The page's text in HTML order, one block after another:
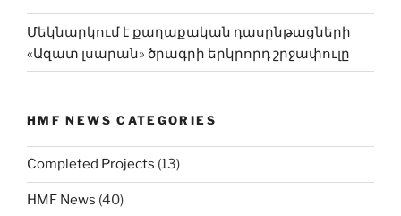
Մեկնարկում է քաղաքական դասընթացների
«Ազատ լսարան» ծրագրի երկրորդ շրջափուլը
HMF NEWS CATEGORIES
Completed Projects (13)
HMF News (40)